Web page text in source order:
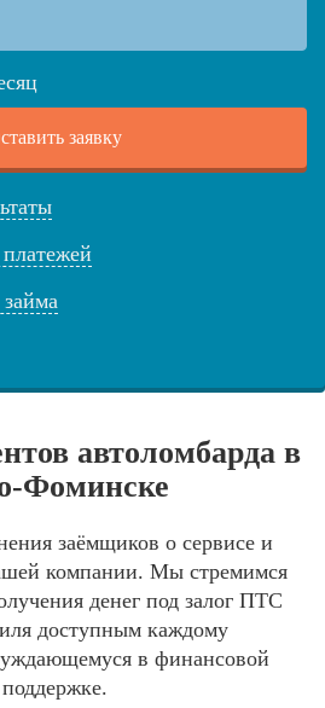
заявку
автоломбарда в
Фоминске
заёмщиков о сервисе и
компании. Мы стремимся
денег под залог ПТС
доступным каждому
в финансовой
поддержке.